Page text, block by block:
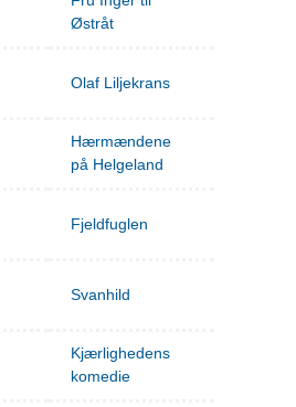
Østråt
Olaf Liljekrans
Hærmændene
på Helgeland
Fjeldfuglen
Svanhild
Kjærlighedens
komedie